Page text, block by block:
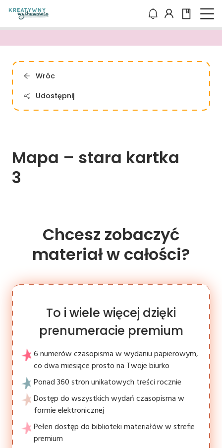
Wróc
Udostępnij
Mapa – stara kartka
3
Chcesz zobaczyć
materiał w całości?
To i wiele więcej dzięki
prenumeracie premium
6 numerów czasopisma w wydaniu papierowym,
co dwa miesiące prosto na Twoje biurko
Ponad 360 stron unikatowych treści rocznie
Dostęp do wszystkich wydań czasopisma w
formie elektronicznej
Pełen dostęp do biblioteki materiałów w strefie
premium